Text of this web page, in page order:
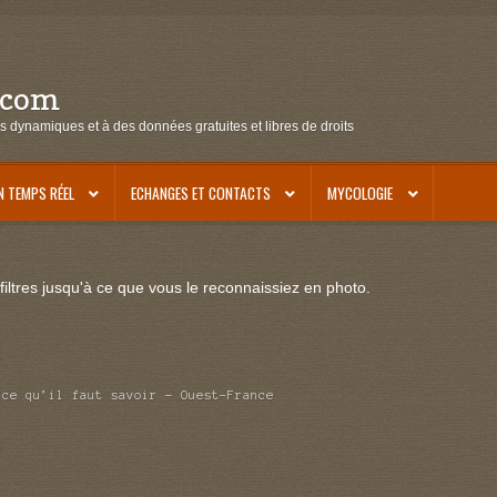
et à des données gratuites et libres de droits
TEMPS RÉEL ECHANGES ET CONTACTS MYCOLOGIE
jusqu'à ce que vous le reconnaissiez en photo.
qu’il faut savoir – Ouest-France